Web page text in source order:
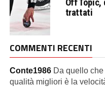
trattati
COMMENTI RECENTI
Conte1986 Da quello
qualità migliori è la